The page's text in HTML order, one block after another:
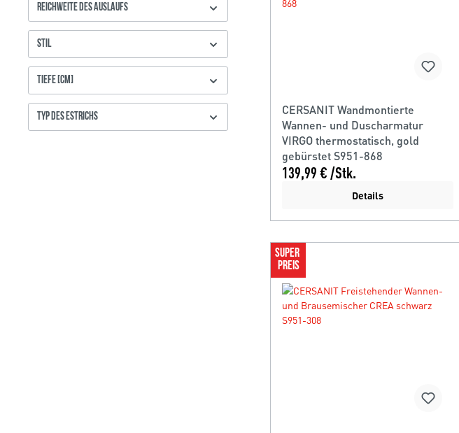
REICHWEITE DES AUSLAUFS
STIL
TIEFE [CM]
TYP DES ESTRICHS
CERSANIT Wandmontierte
Wannen- und Duscharmatur
VIRGO thermostatisch, gold
gebürstet S951-868
139,99 € /Stk.
Details
SUPER
PREIS